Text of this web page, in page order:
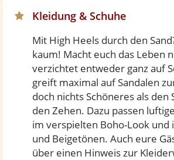
Kleidung & Schuhe
Mit High Heels durch den
kaum! Macht euch das Leben
verzichtet entweder ganz auf
greift maximal auf Sandalen
doch nichts Schöneres als den
den Zehen. Dazu passen
im verspielten Boho-Look und
und Beigetönen. Auch eure
über einen Hinweis zur